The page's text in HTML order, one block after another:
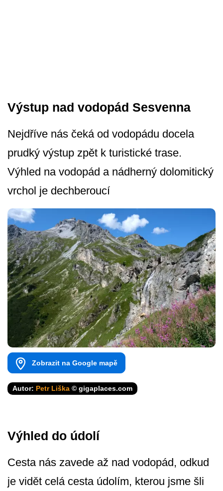
Výstup nad vodopád Sesvenna
Nejdříve nás čeká od vodopádu docela
prudký výstup zpět k turistické trase.
Výhled na vodopád a nádherný dolomitický
vrchol je dechberoucí
Zobrazit na Google mapě
Autor: Petr Liška © gigaplaces.com
Výhled do údolí
Cesta nás zavede až nad vodopád, odkud
je vidět celá cesta údolím, kterou jsme šli